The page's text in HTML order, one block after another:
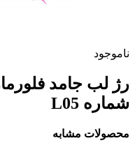
ناموجود
شماره L05
محصولات مشابه